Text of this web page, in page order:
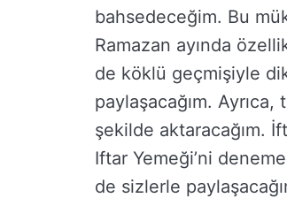
bahsedeceğim. Bu
Ramazan ayında
de köklü geçmişiyle
paylaşacağım. Ayrıca,
şekilde aktaracağım.
Iftar Yemeği’ni
de sizlerle